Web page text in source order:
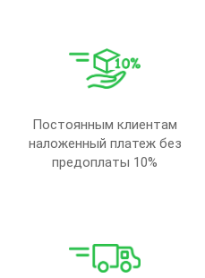
Постоянным клиентам
наложенный платеж без
предоплаты 10%